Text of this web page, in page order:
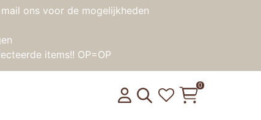
ons voor de mogelijkheden
items!! OP=OP
0